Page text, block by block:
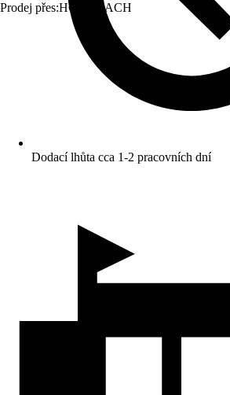
Prodej přes:HORNBACH
Dodací lhůta cca 1-2 pracovních dní